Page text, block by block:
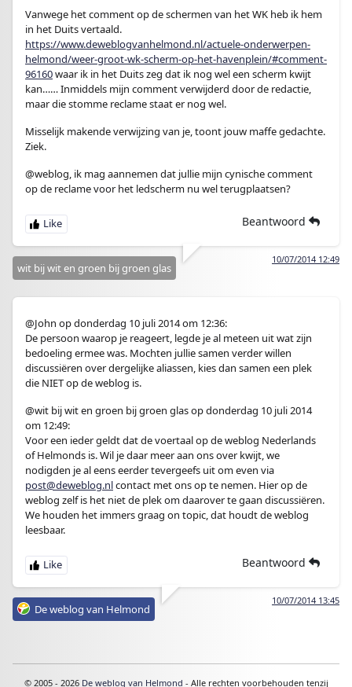
Vanwege het comment op de schermen van het WK heb ik hem
in het Duits vertaald.
https://www.deweblogvanhelmond.nl/actuele-onderwerpen-
helmond/weer-groot-wk-scherm-op-het-havenplein/#comment-
96160waar ik in het Duits zeg dat ik nog wel een scherm kwijt
kan…… Inmiddels mijn comment verwijderd door de redactie,
maar die stomme reclame staat er nog wel.
Misselijk makende verwijzing van je, toont jouw maffe gedachte.
Ziek.
@weblog, ik mag aannemen dat jullie mijn cynische comment
op de reclame voor het ledscherm nu wel terugplaatsen?
Beantwoord
10/07/2014 12:49
wit bij wit en groen bij groen glas
@John op donderdag 10 juli 2014 om 12:36:
De persoon waarop je reageert, legde je al meteen uit wat zijn
bedoeling ermee was. Mochten jullie samen verder willen
discussiëren over dergelijke aliassen, kies dan samen een plek
die NIET op de weblog is.
@wit bij wit en groen bij groen glas op donderdag 10 juli 2014
om 12:49:
Voor een ieder geldt dat de voertaal op de weblog Nederlands
of Helmonds is. Wil je daar meer aan ons over kwijt, we
nodigden je al eens eerder tevergeefs uit om even via
post@deweblog.nlcontact met ons op te nemen. Hier op de
weblog zelf is het niet de plek om daarover te gaan discussiëren.
We houden het immers graag on topic, dat houdt de weblog
leesbaar.
Beantwoord
10/07/2014 13:45
De weblog van Helmond
© 2005 - 2026 De weblog van Helmond - Alle rechten voorbehouden tenzij